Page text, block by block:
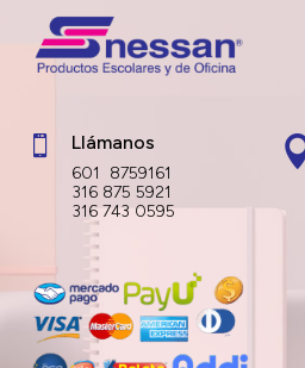
 Llámanos
601 8759161
316 875 5921
316 743 0595